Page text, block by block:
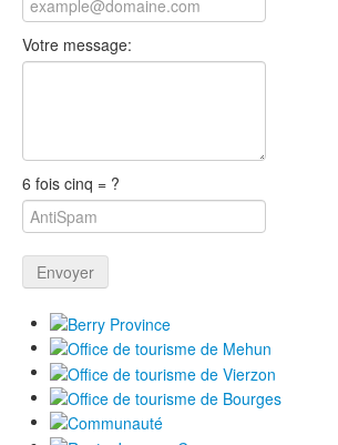
Votre message:
6 fois cinq = ?